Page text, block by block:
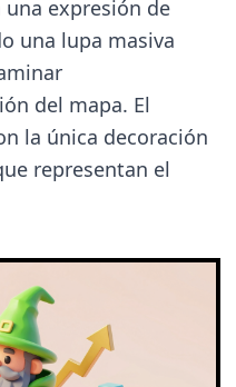
expresión de
una lupa masiva
del mapa. El
la única decoración
representan el